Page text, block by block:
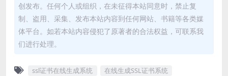
创发布。任何个人或组织，在未征得本站同意时，禁止复
制、盗用、采集、发布本站内容到任何网站、书籍等各类媒
体平台。如若本站内容侵犯了原著者的合法权益，可联系我
们进行处理。
ssl证书在线生成系统
在线生成SSL证书系统